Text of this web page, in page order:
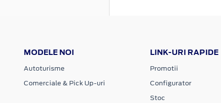
MODELE NOI
Autoturisme
Comerciale & Pick Up-uri
LINK-URI RAPIDE
Promotii
Configurator
Stoc